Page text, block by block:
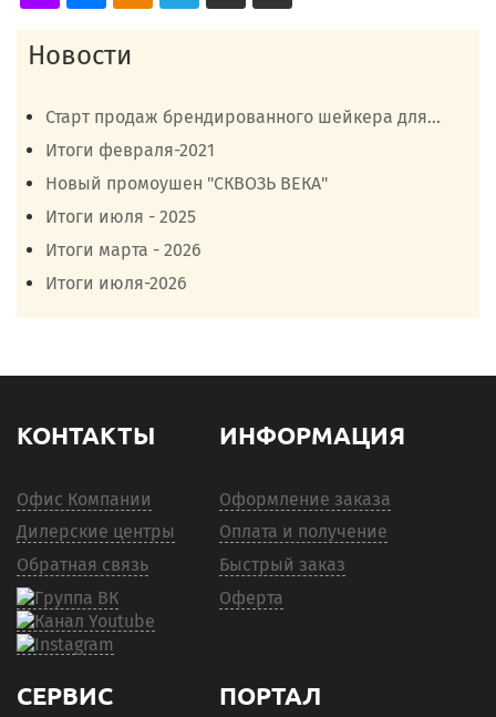
Новости
Старт продаж брендированного шейкера для...
Итоги февраля-2021
Новый промоушен "СКВОЗЬ ВЕКА"
Итоги июля - 2025
Итоги марта - 2026
Итоги июля-2026
КОНТАКТЫ
Офис Компании
Дилерские центры
Обратная связь
ИНФОРМАЦИЯ
Оформление заказа
Оплата и получение
Быстрый заказ
Оферта
СЕРВИС ПОРТАЛ